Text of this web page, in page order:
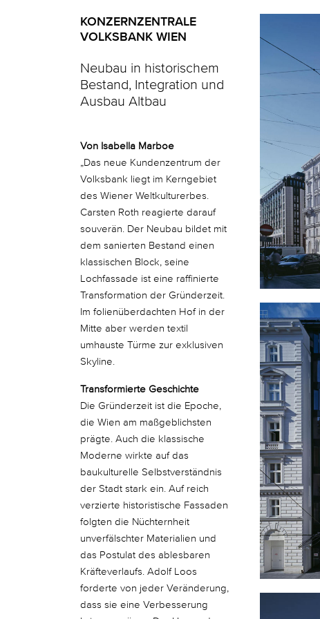
KONZERNZENTRALE
VOLKSBANK WIEN
Neubau in historischem
Bestand, Integration und
Ausbau Altbau
Von Isabella Marboe
„Das neue Kundenzentrum der
Volksbank liegt im Kerngebiet
des Wiener Weltkulturerbes.
Carsten Roth reagierte darauf
souverän. Der Neubau bildet mit
dem sanierten Bestand einen
klassischen Block, seine
Lochfassade ist eine raffinierte
Transformation der Gründerzeit.
Im folienüberdachten Hof in der
Mitte aber werden textil
umhauste Türme zur exklusiven
Skyline.
Transformierte Geschichte
Die Gründerzeit ist die Epoche,
die Wien am maßgeblichsten
prägte. Auch die klassische
Moderne wirkte auf das
baukulturelle Selbstverständnis
der Stadt stark ein. Auf reich
verzierte historistische Fassaden
folgten die Nüchternheit
unverfälschter Materialien und
das Postulat des ablesbaren
Kräfteverlaufs. Adolf Loos
forderte von jeder Veränderung,
dass sie eine Verbesserung